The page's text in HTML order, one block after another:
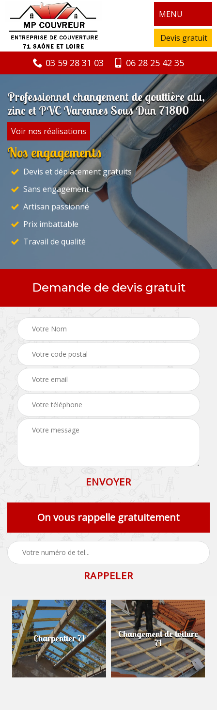
MENU
Devis gratuit
03 59 28 31 03 06 28 25 42 35
Professionnel changement de gouttière alu,
zinc et PVC Varennes Sous Dun 71800
Voir nos réalisations
Nos engagements
Devis et déplacement gratuits
Sans engagement
Artisan passionné
Prix imbattable
Travail de qualité
Demande de devis gratuit
On vous rappelle gratuitement
Charpentier 71 Changement de toiture
71